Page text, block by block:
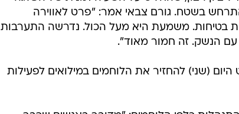
בשטח. גורם צבאי אמר: "פרט לאווירה
בטיחות. משמעת היא מעל הכול. נדרשה התערבות
עם הנשק. זה חמור מאוד".
(שני) להחזיר את הלוחמים במילואים לפעילות